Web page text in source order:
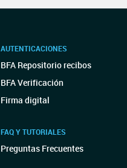
AUTENTICACIONES
BFA Repositorio recibos
BFA Verificación
Firma digital
FAQ Y TUTORIALES
Preguntas Frecuentes